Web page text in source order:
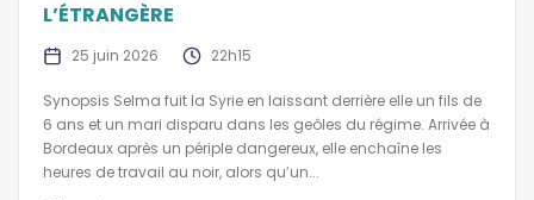
L’ÉTRANGÈRE
25 juin 2026 22h15
Synopsis Selma fuit la Syrie en laissant derrière elle un fils de
6 ans et un mari disparu dans les geôles du régime. Arrivée à
Bordeaux après un périple dangereux, elle enchaîne les
heures de travail au noir, alors qu’un...